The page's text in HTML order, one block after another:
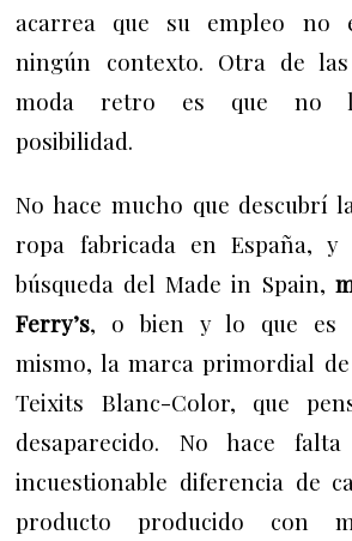
acarrea que su empleo no
ningún contexto. Otra de
moda retro es que no
posibilidad.
No hace mucho que descubrí
ropa fabricada en España,
búsqueda del Made in Spain,
Ferry’s, o bien y lo que es
mismo, la marca primordial
Teixits Blanc-Color, que
desaparecido. No hace
incuestionable diferencia de
producto producido con